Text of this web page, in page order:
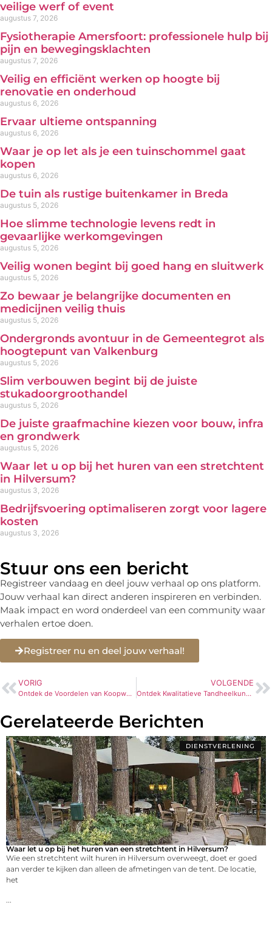
veilige werf of event
augustus 7, 2026
Fysiotherapie Amersfoort: professionele hulp bij
pijn en bewegingsklachten
augustus 7, 2026
Veilig en efficiënt werken op hoogte bij
renovatie en onderhoud
augustus 6, 2026
Ervaar ultieme ontspanning
augustus 6, 2026
Waar je op let als je een tuinschommel gaat
kopen
augustus 6, 2026
De tuin als rustige buitenkamer in Breda
augustus 5, 2026
Hoe slimme technologie levens redt in
gevaarlijke werkomgevingen
augustus 5, 2026
Veilig wonen begint bij goed hang en sluitwerk
augustus 5, 2026
Zo bewaar je belangrijke documenten en
medicijnen veilig thuis
augustus 5, 2026
Ondergronds avontuur in de Gemeentegrot als
hoogtepunt van Valkenburg
augustus 5, 2026
Slim verbouwen begint bij de juiste
stukadoorgroothandel
augustus 5, 2026
De juiste graafmachine kiezen voor bouw, infra
en grondwerk
augustus 5, 2026
Waar let u op bij het huren van een stretchtent
in Hilversum?
augustus 3, 2026
Bedrijfsvoering optimaliseren zorgt voor lagere
kosten
augustus 3, 2026
Stuur ons een bericht
Registreer vandaag en deel jouw verhaal op ons platform.
Jouw verhaal kan direct anderen inspireren en verbinden.
Maak impact en word onderdeel van een community waar
verhalen ertoe doen.
Registreer nu en deel jouw verhaal!
VORIG
Ontdek de Voordelen van Koopwoningen in Utrecht
VOLGENDE
Ontdek Kwalitatieve Tandheelkundige Zorg bij Dijkstra & de Wet, Tandarts Amsterdam Zuid
Gerelateerde Berichten
DIENSTVERLENING
Waar let u op bij het huren van een stretchtent in Hilversum?
Wie een stretchtent wilt huren in Hilversum overweegt, doet er goed
aan verder te kijken dan alleen de afmetingen van de tent. De locatie,
het